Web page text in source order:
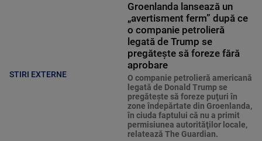
STIRI EXTERNE
Groenlanda lansează un
„avertisment ferm” după ce
o companie petrolieră
legată de Trump se
pregătește să foreze fără
aprobare
O companie petrolieră americană
legată de Donald Trump se
pregăteşte să foreze puţuri în
zone îndepărtate din Groenlanda,
în ciuda faptului că nu a primit
permisiunea autorităţilor locale,
relatează The Guardian.